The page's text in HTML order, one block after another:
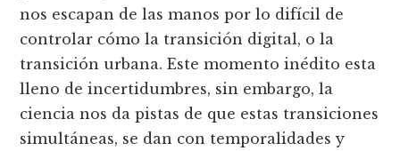
nos escapan de las manos por lo difícil de
controlar cómo la transición digital, o la
transición urbana. Este momento inédito esta
lleno de incertidumbres, sin embargo, la
ciencia nos da pistas de que estas transiciones
simultáneas, se dan con temporalidades y